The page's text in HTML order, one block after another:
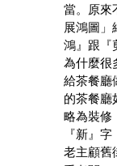
當。原來
展鴻圖」
鴻』跟『
為什麼很
給茶餐廳
的茶餐廳
略為裝修
『新』
老主顧舊